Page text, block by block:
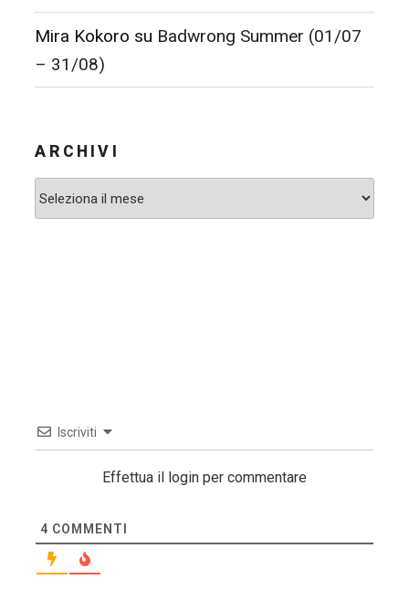
Mira Kokoro su Badwrong Summer (01/07
– 31/08)
ARCHIVI
Archivi
Iscriviti
Effettua il login per commentare
4 COMMENTI